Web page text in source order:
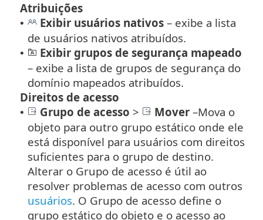
Atribuições
• Exibir usuários nativos – exibe a lista
de usuários nativos atribuídos.
•
Exibir grupos de segurança mapeado
– exibe a lista de grupos de segurança do
domínio mapeados atribuídos.
Direitos de acesso
• Grupo de acesso > Mover –Mova o
objeto para outro grupo estático onde ele
está disponível para usuários com direitos
suficientes para o grupo de destino.
Alterar o Grupo de acesso é útil ao
resolver problemas de acesso com outros
usuários. O Grupo de acesso define o
grupo estático do objeto e o acesso ao